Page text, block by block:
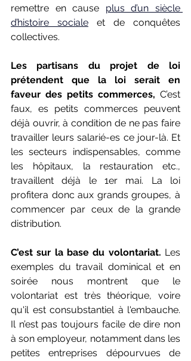
remettre en cause plus d’un siècle
d’histoire sociale et de conquêtes
collectives.
Les partisans du projet de loi
prétendent que la loi serait en
faveur des petits commerces, C’est
faux, es petits commerces peuvent
déjà ouvrir, à condition de ne pas faire
travailler leurs salarié-es ce jour-là. Et
les secteurs indispensables, comme
les hôpitaux, la restauration etc.,
travaillent déjà le 1er mai. La loi
profitera donc aux grands groupes, à
commencer par ceux de la grande
distribution.
C’est sur la base du volontariat. Les
exemples du travail dominical et en
soirée nous montrent que le
volontariat est très théorique, voire
qu'il est consubstantiel à l'embauche.
Il n’est pas toujours facile de dire non
à son employeur, notamment dans les
petites entreprises dépourvues de